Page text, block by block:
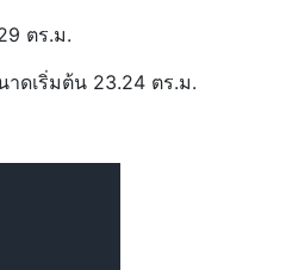
ตร.ม.
ดเริ่มต้น 23.24 ตร.ม.